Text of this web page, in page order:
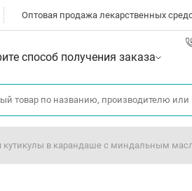
Оптовая продажа лекарственных
способ получения заказа
кутикулы в карандаше с миндальным